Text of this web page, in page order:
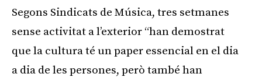
Segons Sindicats de Música, tres setmanes
sense activitat a l’exterior “han demostrat
que la cultura té un paper essencial en el dia
a dia de les persones, però també han